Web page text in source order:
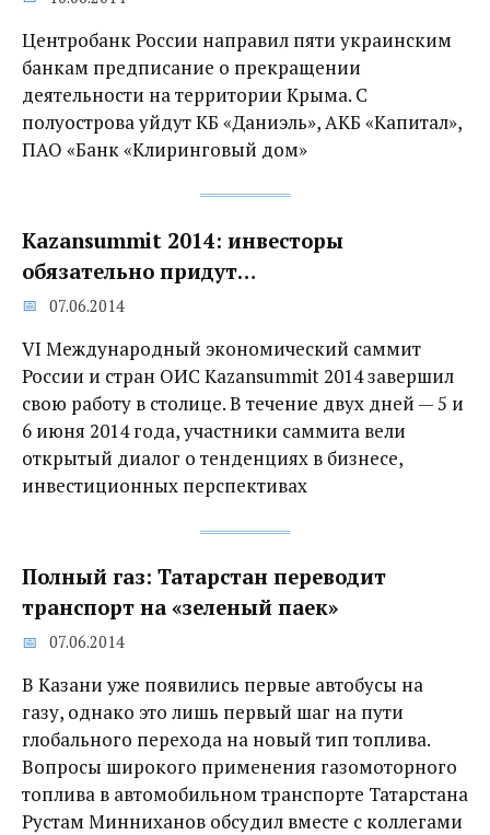
Центробанк России направил пяти украинским
банкам предписание о прекращении
деятельности на территории Крыма. С
полуострова уйдут КБ «Даниэль», АКБ «Капитал»,
ПАО «Банк «Клиринговый дом»
Kazansummit 2014: инвесторы
обязательно придут…
07.06.2014
VI Международный экономический саммит
России и стран ОИС Kazansummit 2014 завершил
свою работу в столице. В течение двух дней — 5 и
6 июня 2014 года, участники саммита вели
открытый диалог о тенденциях в бизнесе,
инвестиционных перспективах
Полный газ: Татарстан переводит
транспорт на «зеленый паек»
07.06.2014
В Казани уже появились первые автобусы на
газу, однако это лишь первый шаг на пути
глобального перехода на новый тип топлива.
Вопросы широкого применения газомоторного
топлива в автомобильном транспорте Татарстана
Рустам Минниханов обсудил вместе с коллегами